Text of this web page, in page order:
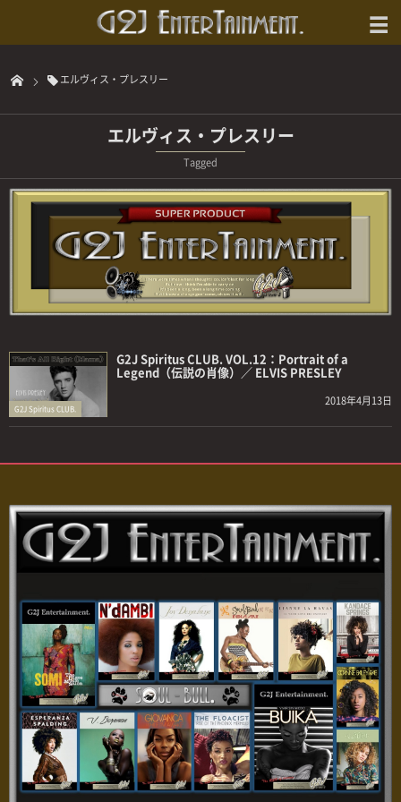
エルヴィス・プレスリー
エルヴィス・プレスリー
Tagged
G2J Spiritus CLUB.
G2J Spiritus CLUB. VOL.12：Portrait of a
Legend（伝説の肖像）／ ELVIS PRESLEY
2018年4月13日